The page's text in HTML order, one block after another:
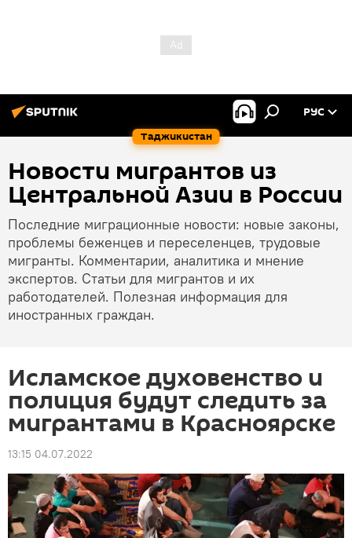
Таджикистан
РУС
Новости мигрантов из
Центральной Азии в России
Последние миграционные новости: новые законы,
проблемы беженцев и переселенцев, трудовые
мигранты. Комментарии, аналитика и мнение
экспертов. Статьи для мигрантов и их
работодателей. Полезная информация для
иностранных граждан.
Исламское духовенство и
полиция будут следить за
мигрантами в Красноярске
13:15 04.07.2022